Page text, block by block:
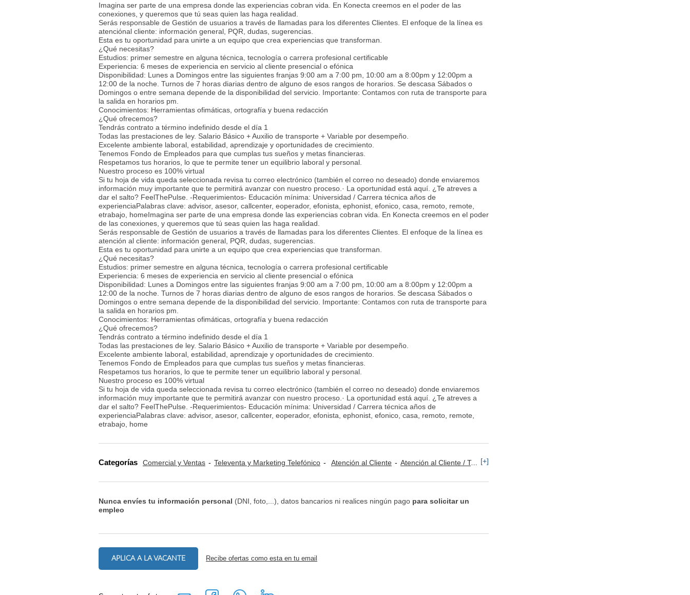
Imagina ser parte de una empresa donde las experiencias cobran vida. En Konecta creemos en el poder de las
conexiones, y queremos que tú seas quien las haga realidad.
Serás responsable de Gestión de usuarios a través de llamadas para los diferentes Clientes. El enfoque de la línea es
atenciónal cliente: información general, PQR, dudas, sugerencias.
Esta es tu oportunidad para unirte a un equipo que crea experiencias que transforman.
¿Qué necesitas?
Estudios: primer semestre en alguna técnica, tecnología o carrera profesional certificable
Experiencia: 6 meses de experiencia en servicio al cliente presencial o efónica
Disponibilidad: Lunes a Domingos entre las siguientes franjas 9:00 am a 7:00 pm, 10:00 am a 8:00pm y 12:00pm a
12:00 de la noche. Turnos de 7 horas diarias dentro de alguno de esos rangos de horarios. Se descasa Sábados o
Domingos o entre semana depende de la disponibilidad del servicio. Importante: Contamos con ruta de transporte para
la salida en horarios pm.
Conocimientos: Herramientas ofimáticas, ortografía y buena redacción
¿Qué ofrecemos?
Tendrás contrato a término indefinido desde el día 1
Todas las prestaciones de ley. Salario Básico + Auxilio de transporte + Variable por desempeño.
Excelente ambiente laboral, estabilidad, aprendizaje y oportunidades de crecimiento.
Tenemos Fondo de Empleados para que cumplas tus sueños y metas financieras.
Respetamos tus horarios, lo que te permite tener un equilibrio laboral y personal.
Nuestro proceso es 100% virtual
Si tu hoja de vida queda seleccionada revisa tu correo electrónico (también el correo no deseado) donde enviaremos
información muy importante que te permitirá avanzar con nuestro proceso.· La oportunidad está aquí. ¿Te atreves a
dar el salto? FeelThePulse. -Requerimientos- Educación mínima: Universidad / Carrera técnica años de
experienciaPalabras clave: advisor, asesor, callcenter, eoperador, efonista, ephonist, efonico, casa, remoto, remote,
etrabajo, homeImagina ser parte de una empresa donde las experiencias cobran vida. En Konecta creemos en el poder
de las conexiones, y queremos que tú seas quien las haga realidad.
Serás responsable de Gestión de usuarios a través de llamadas para los diferentes Clientes. El enfoque de la línea es
atención al cliente: información general, PQR, dudas, sugerencias.
Esta es tu oportunidad para unirte a un equipo que crea experiencias que transforman.
¿Qué necesitas?
Estudios: primer semestre en alguna técnica, tecnología o carrera profesional certificable
Experiencia: 6 meses de experiencia en servicio al cliente presencial o efónica
Disponibilidad: Lunes a Domingos entre las siguientes franjas 9:00 am a 7:00 pm, 10:00 am a 8:00pm y 12:00pm a
12:00 de la noche. Turnos de 7 horas diarias dentro de alguno de esos rangos de horarios. Se descasa Sábados o
Domingos o entre semana depende de la disponibilidad del servicio. Importante: Contamos con ruta de transporte para
la salida en horarios pm.
Conocimientos: Herramientas ofimáticas, ortografía y buena redacción
¿Qué ofrecemos?
Tendrás contrato a término indefinido desde el día 1
Todas las prestaciones de ley. Salario Básico + Auxilio de transporte + Variable por desempeño.
Excelente ambiente laboral, estabilidad, aprendizaje y oportunidades de crecimiento.
Tenemos Fondo de Empleados para que cumplas tus sueños y metas financieras.
Respetamos tus horarios, lo que te permite tener un equilibrio laboral y personal.
Nuestro proceso es 100% virtual
Si tu hoja de vida queda seleccionada revisa tu correo electrónico (también el correo no deseado) donde enviaremos
información muy importante que te permitirá avanzar con nuestro proceso.· La oportunidad está aquí. ¿Te atreves a
dar el salto? FeelThePulse. -Requerimientos- Educación mínima: Universidad / Carrera técnica años de
experienciaPalabras clave: advisor, asesor, callcenter, eoperador, efonista, ephonist, efonico, casa, remoto, remote,
etrabajo, home
Categorías Comercial y Ventas Televenta y Marketing Telefónico Atención al Cliente Atención al Cliente / Telemarketing [+]
Nunca envíes tu información personal (DNI, foto,...), datos bancarios ni realices ningún pago para solicitar un
empleo
APLICA A LA VACANTE Recibe ofertas como esta en tu email